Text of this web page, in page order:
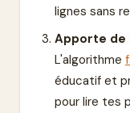
lignes sans
Apporte de
L'algorithme
éducatif et
pour lire tes